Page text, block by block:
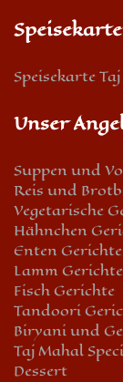
Speisekarte
Unser
Suppen und
Reis und
Vegetarische
Hähnchen
Enten Gerichte
Lamm Gerichte
Fisch Gerichte
Tandoori
Biryani und
Taj Mahal
Dessert